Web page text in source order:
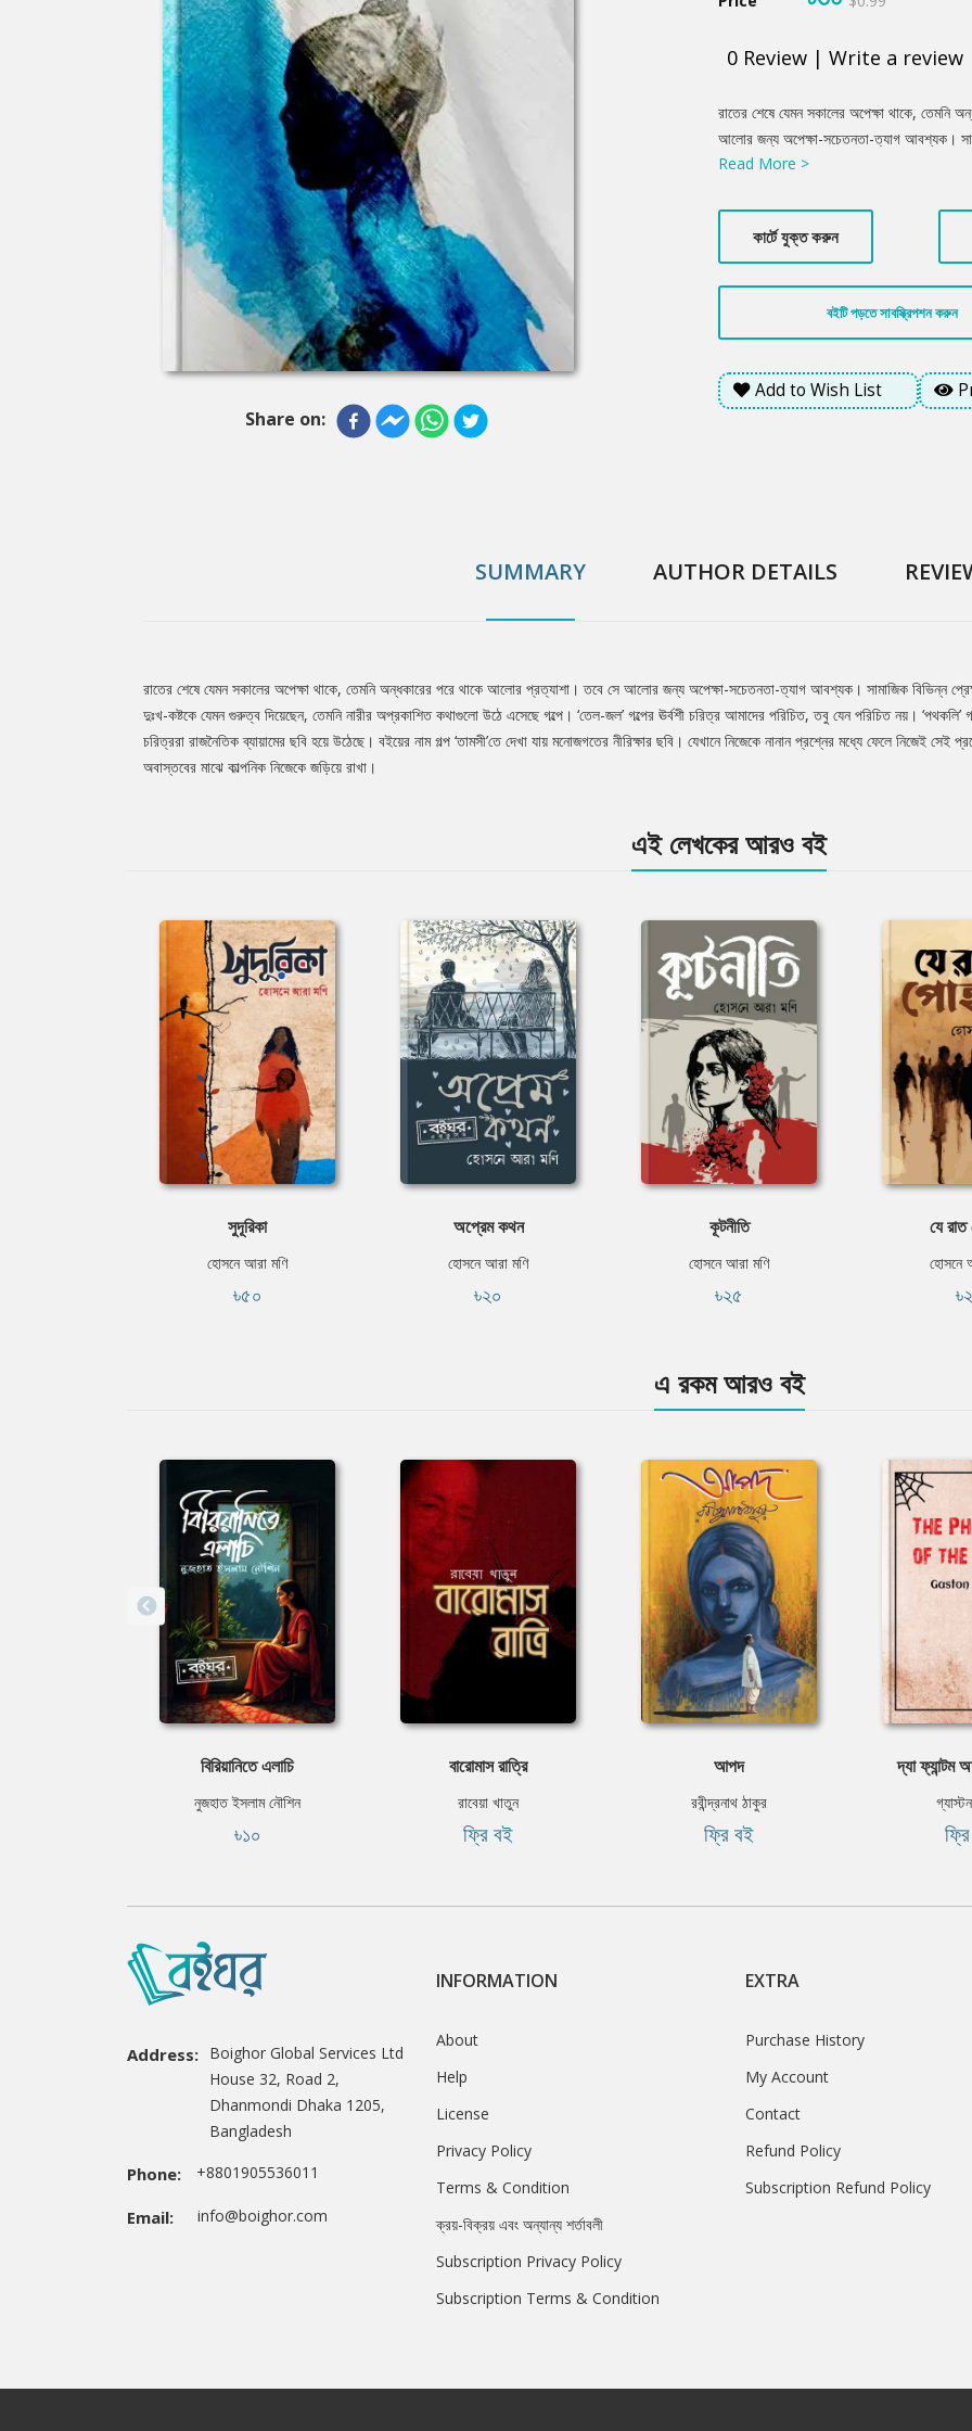
Share on:
0 Review | Write a review
Product
Summery
রাতের শেষে যেমন সকালের অপেক্ষা থাকে, তেমনি
আলোর জন্য অপেক্ষা-সচেতনতা-ত্যাগ আবশ্যক।
সংকলনে। লেখক প্রান্তিক মানুষের দুঃখ-কষ্টকে
রাজনৈতিক প্রেক্ষাপটের উত্তাপ পাওয়া যায়,
উঠেছে। বইয়ের নাম গল্প ‘তামসী’তে দেখা যায়
মধ্যে ফেলে নিজেই সেই প্রশ্নের কুয়োতে সাঁতার
মাঝে কাল্পনিক নিজেকে জড়িয়ে রাখা।
Read More >
কার্টে যুক্ত করুন
বইটি পড়তে সাবস্ক্রিপশন করুন
Add to Wish List
SUMMARY AUTHOR DETAILS
Tab
Article
রাতের শেষে যেমন সকালের অপেক্ষা থাকে, তেমনি অন্ধকারের পরে থাকে আলোর প্রত্যাশা। তবে সে আলোর জন্য অপেক্ষা-সচেতনতা-ত্যাগ আবশ্যক। সামাজিক বিভিন্ন
দুঃখ-কষ্টকে যেমন গুরুত্ব দিয়েছেন, তেমনি নারীর অপ্রকাশিত কথাগুলো উঠে এসেছে গল্পে। ‘তেল-জল’ গল্পের ঊর্বশী চরিত্র আমাদের পরিচিত, তবু যেন পরিচিত নয়। ‘পথকলি’
চরিত্ররা রাজনৈতিক ব্যায়ামের ছবি হয়ে উঠেছে। বইয়ের নাম গল্প ‘তামসী’তে দেখা যায় মনোজগতের নীরিক্ষার ছবি। যেখানে নিজেকে নানান প্রশ্নের মধ্যে ফেলে নিজেই
অবাস্তবের মাঝে কাল্পনিক নিজেকে জড়িয়ে রাখা।
এই লেখকের আরও বই
সুদূরিকা
হোসনে আরা মণি
৳৫০
অপ্রেম কথন
হোসনে আরা মণি
৳২০
কূটনীতি
হোসনে আরা মণি
৳২৫
যে রাত
হোসনে
এ রকম আরও বই
বিরিয়ানিতে এলাচি
নুজহাত ইসলাম নৌশিন
৳১০
বারোমাস রাত্রি
রাবেয়া খাতুন
ফ্রি বই
আপদ
রবীন্দ্রনাথ ঠাকুর
ফ্রি বই
দ্যা ফ্যান্টম
Address: Boighor Global Services Ltd
House 32, Road 2,
Dhanmondi Dhaka 1205,
Bangladesh
Phone: +8801905536011
Email: info@boighor.com
INFORMATION
About
Help
License
Privacy Policy
Terms & Condition
ক্রয়-বিক্রয় এবং অন্যান্য শর্তাবলী
Subscription Privacy Policy
Subscription Terms & Condition
EXTRA
Purchase History
My Account
Contact
Refund Policy
Subscription Refund Policy